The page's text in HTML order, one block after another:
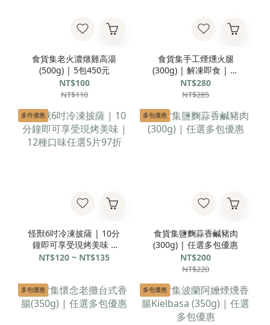
食貨集老火濃燉雞高湯
(500g) | 5包450元
NT$100
NT$110
食貨集手工煙燻火腿
(300g) | 解凍即食 | 任
選多包優惠
NT$280
NT$285
多件優惠
怪獸6吋冷凍披薩 | 10分
鐘即可享受現烤美味 |
12種口味任選5片97折
NT$120 ~ NT$135
多包優惠
食貨集鹽麴蒜香鹹豬肉
(300g) | 任選多包優惠
NT$200
NT$220
多包優惠 多包優惠